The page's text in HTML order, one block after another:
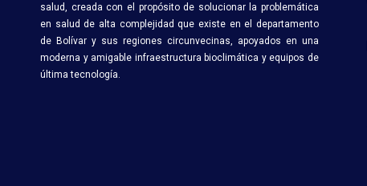
salud, creada con el propósito de solucionar la problemática
en salud de alta complejidad que existe en el departamento
de Bolívar y sus regiones circunvecinas, apoyados en una
moderna y amigable infraestructura bioclimática y equipos de
última tecnología.